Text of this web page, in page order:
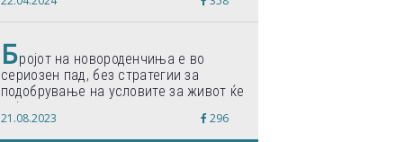
по светски стандарди“
Бројот на новороденчиња е во
сериозен пад, без стратегии за
подобрување на условите за живот ќе
дојде до затворање на училишта,
предупредуваат експертите
21.08.2023 296